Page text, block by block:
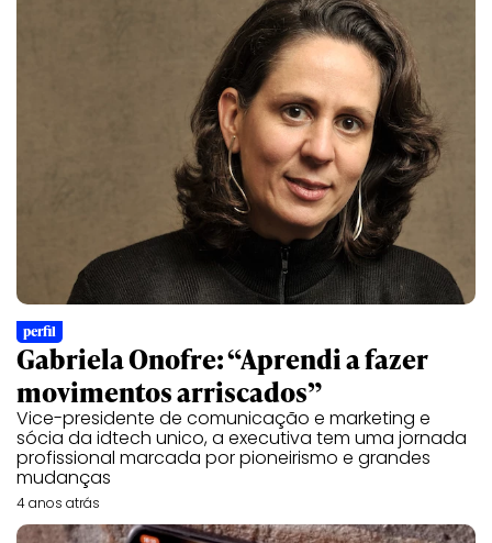
perfil
Gabriela Onofre: “Aprendi a fazer
movimentos arriscados”
Vice-presidente de comunicação e marketing e
sócia da idtech unico, a executiva tem uma jornada
profissional marcada por pioneirismo e grandes
mudanças
4 anos atrás